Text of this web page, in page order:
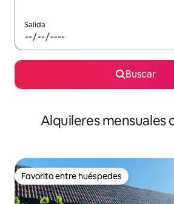
Salida
Buscar
Alquileres mensuales
Favorito entre huéspedes
Favorito entre huéspedes